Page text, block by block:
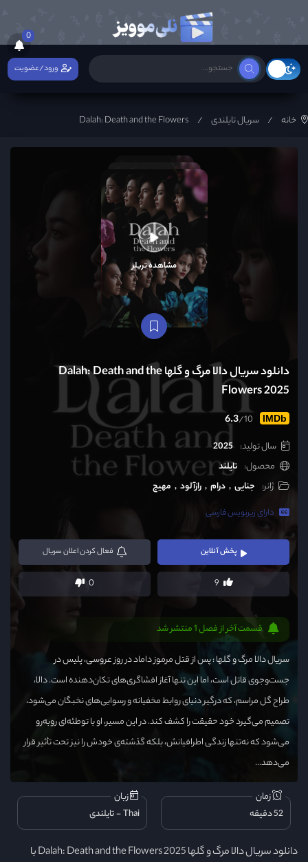
0
ورود/عضویت
خانه سریال تایلندی Dalah: Death and the Flowers
مشاهده تریلر
دانلود سریال دالا مرگ و گلها Dalah: Death and the
Flowers 2025
IMDb
6.3/10
سال تولید: 2025
محصول: تایلند
ژانر: جنایی درام رازآلود مهیج
دارای زیرنویس فارسی
پخش آنلاین فعالکردن اعلان سریال
9
0
قسمت آخر از فصل 1 منتشر شد
سریال دالا مرگ و گلها : پس از قتل مرموز داماد در روز عروسی، پلیس در
جست‌وجوی قاتل است، اما این تنها آغاز افشاگری‌های تکان‌دهنده است. دالا،
طراح گل مراسم، که درگیر دنیای روابط مخفیانه و رسوایی‌های نخبگان می‌شود،
تصمیم می‌گیرد خود حقیقت را کشف کند. در این مسیر، او با توطئه‌ای روبه‌رو
می‌شود که نه‌تنها زندگی اطرافیانش، بلکه گذشته‌ی خودش را نیز تحت تأثیر قرار
می‌دهد...
زمان
52 دقیقه
زبان
Thai
تایلندی
دانلود سریال دالا مرگ و گلها Dalah: Death and the Flowers 2025 با